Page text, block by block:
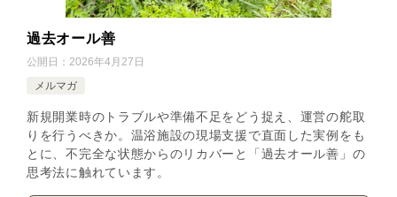
過去オール善
公開日： 2026年4月27日
メルマガ
新規開業時のトラブルや準備不足をどう捉え、運営の舵取
りを行うべきか。温浴施設の現場支援で直面した実例をも
とに、不完全な状態からのリカバーと「過去オール善」の
思考法に触れています。